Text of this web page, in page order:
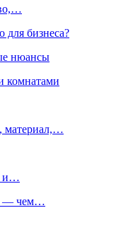
для бизнеса?
нюансы
комнатами
материал,…
и…
— чем…